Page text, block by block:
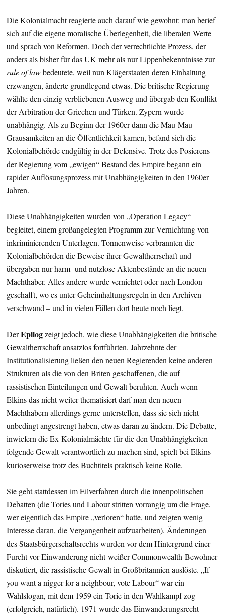
Die Kolonialmacht reagierte auch darauf wie gewohnt: man berief
sich auf die eigene moralische Überlegenheit, die liberalen Werte
und sprach von Reformen. Doch der verrechtlichte Prozess, der
anders als bisher für das UK mehr als nur Lippenbekenntnisse zur
rule of lawbedeutete, weil nun Klägerstaaten deren Einhaltung
erzwangen, änderte grundlegend etwas. Die britische Regierung
wählte den einzig verbliebenen Ausweg und übergab den Konflikt
der Arbitration der Griechen und Türken. Zypern wurde
unabhängig. Als zu Beginn der 1960er dann die Mau-Mau-
Grausamkeiten an die Öffentlichkeit kamen, befand sich die
Kolonialbehörde endgültig in der Defensive. Trotz des Posierens
der Regierung vom „ewigen“ Bestand des Empire begann ein
rapider Auflösungsprozess mit Unabhängigkeiten in den 1960er
Jahren.
Diese Unabhängigkeiten wurden von „Operation Legacy“
begleitet, einem großangelegten Programm zur Vernichtung von
inkriminierenden Unterlagen. Tonnenweise verbrannten die
Kolonialbehörden die Beweise ihrer Gewaltherrschaft und
übergaben nur harm- und nutzlose Aktenbestände an die neuen
Machthaber. Alles andere wurde vernichtet oder nach London
geschafft, wo es unter Geheimhaltungsregeln in den Archiven
verschwand – und in vielen Fällen dort heute noch liegt.
DerEpilogzeigt jedoch, wie diese Unabhängigkeiten die britische
Gewaltherrschaft ansatzlos fortführten. Jahrzehnte der
Institutionalisierung ließen den neuen Regierenden keine anderen
Strukturen als die von den Briten geschaffenen, die auf
rassistischen Einteilungen und Gewalt beruhten. Auch wenn
Elkins das nicht weiter thematisiert darf man den neuen
Machthabern allerdings gerne unterstellen, dass sie sich nicht
unbedingt angestrengt haben, etwas daran zu ändern. Die Debatte,
inwiefern die Ex-Kolonialmächte für die den Unabhängigkeiten
folgende Gewalt verantwortlich zu machen sind, spielt bei Elkins
kurioserweise trotz des Buchtitels praktisch keine Rolle.
Sie geht stattdessen im Eilverfahren durch die innenpolitischen
Debatten (die Tories und Labour stritten vorrangig um die Frage,
wer eigentlich das Empire „verloren“ hatte, und zeigten wenig
Interesse daran, die Vergangenheit aufzuarbeiten). Änderungen
des Staatsbürgerschaftsrechts wurden vor dem Hintergrund einer
Furcht vor Einwanderung nicht-weißer Commonwealth-Bewohner
diskutiert, die rassistische Gewalt in Großbritannien auslöste. „If
you want a nigger for a neighbour, vote Labour“ war ein
Wahlslogan, mit dem 1959 ein Torie in den Wahlkampf zog
(erfolgreich, natürlich). 1971 wurde das Einwanderungsrecht